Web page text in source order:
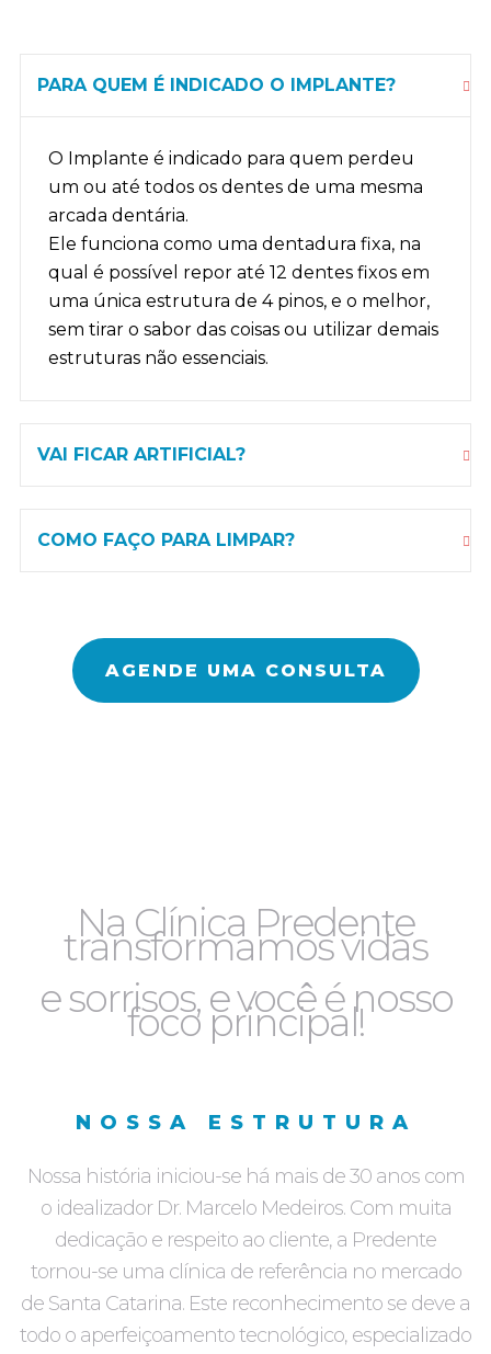
PARA QUEM É INDICADO O IMPLANTE?
O Implante é indicado para quem perdeu
um ou até todos os dentes de uma mesma
arcada dentária.
Ele funciona como uma dentadura fixa, na
qual é possível repor até 12 dentes fixos em
uma única estrutura de 4 pinos, e o melhor,
sem tirar o sabor das coisas ou utilizar demais
estruturas não essenciais.
VAI FICAR ARTIFICIAL?
COMO FAÇO PARA LIMPAR?
AGENDE UMA CONSULTA
Na Clínica Predente
transformamos vidas
e sorrisos, e você é nosso
foco principal!
NOSSA ESTRUTURA
Nossa história iniciou-se há mais de 30 anos com
o idealizador Dr. Marcelo Medeiros. Com muita
dedicação e respeito ao cliente, a Predente
tornou-se uma clínica de referência no mercado
de Santa Catarina. Este reconhecimento se deve a
todo o aperfeiçoamento tecnológico, especializado